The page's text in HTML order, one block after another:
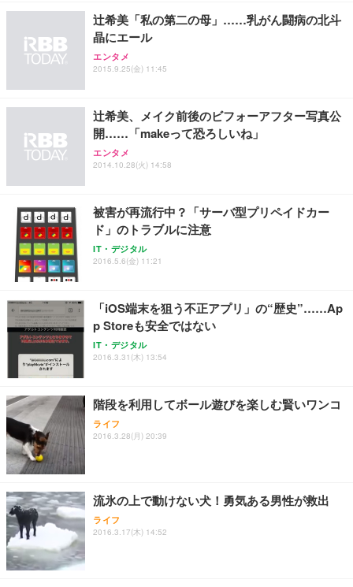
ョン PCチェア 通気性メッシュ ゲーミング/勉強/事
務用 おしゃれ パソコンチェア (ブラック)
Sezlife オフィスチェア デスクチェア 疲れない テレ
ワーク チェア 強化バックレスト 30度ロッキング機
能 人間工学 椅子 腰サポート 90度跳ね上げ式アーム
務用 おしゃれ パソコンチェア (ホワイト)
ANDWINT オフィスチェア デスクチェア 肘なし メ
ッシュ 通気性 ランバーサポート付き 腰サポート ガ
ス圧無段階昇降 360度回転 キャスター付き コンパク
【整備済み品】Dell E2724HS 27インチ 液晶モニタ
ー フルHD（1920×1080）VA 非光沢 HDMI/DisplayP
ort/VGA スピーカー内蔵 高さ調整 スイベル VESA対
【MiniLED/24.5inch/280Hz/FHD】GRAPHT THE S
HOOTER Gaming Monitor 24” Essential ゲーミン
グモニター QD 24.5インチ 1ms FHD 量子ドット 残
Smart Basic(スマートベーシック) 【Amazon.co.jp
限定】 Smart Basic アイリスオーヤマ ペットシーツ
超厚型 お徳用 ワイド 100枚入 (x 1) (ケース販売)
アイリスオーヤマ ペットシーツ 超厚型 お徳用 レギ
ュラー 200枚入【Amazon.co.jp限定】
辻希美「私の第二の母」……乳がん闘病の北斗
晶にエール
エンタメ
2015.9.25(金) 11:45
辻希美、メイク前後のビフォーアフター写真公
開……「makeって恐ろしいね」
エンタメ
2014.10.28(火) 14:58
被害が再流行中？「サーバ型プリペイドカー
ド」のトラブルに注意
IT・デジタル
2016.5.6(金) 11:21
「iOS端末を狙う不正アプリ」の“歴史”……Ap
p Storeも安全ではない
IT・デジタル
2016.3.31(木) 13:54
階段を利用してボール遊びを楽しむ賢いワンコ
ライフ
2016.3.28(月) 20:39
流氷の上で動けない犬！勇気ある男性が救出
ライフ
2016.3.17(木) 14:52